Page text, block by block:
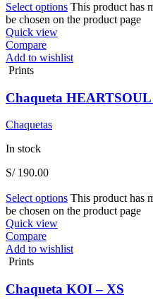
Select options This product has
be chosen on the product page
Quick view
Compare
Add to wishlist
Prints
Chaqueta HEARTSOUL
Chaquetas
In stock
S/190.00
Select options This product has
be chosen on the product page
Quick view
Compare
Add to wishlist
Prints
Chaqueta KOI – XS